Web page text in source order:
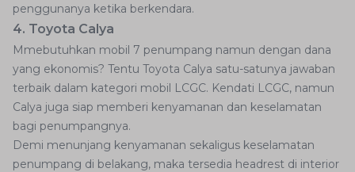
penggunanya ketika berkendara.
4. Toyota Calya
Mmebutuhkan mobil 7 penumpang namun dengan dana
yang ekonomis? Tentu Toyota Calya satu-satunya jawaban
terbaik dalam kategori mobil LCGC. Kendati LCGC, namun
Calya juga siap memberi kenyamanan dan keselamatan
bagi penumpangnya.
Demi menunjang kenyamanan sekaligus keselamatan
penumpang di belakang, maka tersedia headrest di interior